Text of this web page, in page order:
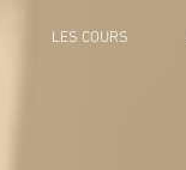
LES COURS